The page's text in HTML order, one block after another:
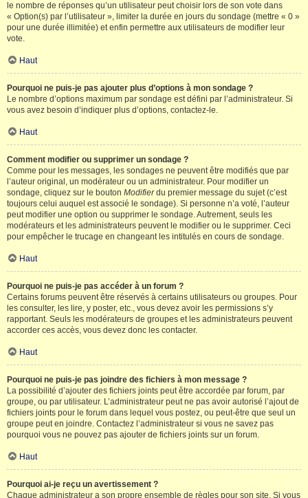
le nombre de réponses qu’un utilisateur peut choisir lors de son vote dans
« Option(s) par l’utilisateur », limiter la durée en jours du sondage (mettre « 0 »
pour une durée illimitée) et enfin permettre aux utilisateurs de modifier leur
vote.
Haut
Pourquoi ne puis-je pas ajouter plus d’options à mon sondage ?
Le nombre d’options maximum par sondage est défini par l’administrateur. Si
vous avez besoin d’indiquer plus d’options, contactez-le.
Haut
Comment modifier ou supprimer un sondage ?
Comme pour les messages, les sondages ne peuvent être modifiés que par
l’auteur original, un modérateur ou un administrateur. Pour modifier un
sondage, cliquez sur le bouton Modifierdu premier message du sujet (c’est
toujours celui auquel est associé le sondage). Si personne n’a voté, l’auteur
peut modifier une option ou supprimer le sondage. Autrement, seuls les
modérateurs et les administrateurs peuvent le modifier ou le supprimer. Ceci
pour empêcher le trucage en changeant les intitulés en cours de sondage.
Haut
Pourquoi ne puis-je pas accéder à un forum ?
Certains forums peuvent être réservés à certains utilisateurs ou groupes. Pour
les consulter, les lire, y poster, etc., vous devez avoir les permissions s’y
rapportant. Seuls les modérateurs de groupes et les administrateurs peuvent
accorder ces accès, vous devez donc les contacter.
Haut
Pourquoi ne puis-je pas joindre des fichiers à mon message ?
La possibilité d’ajouter des fichiers joints peut être accordée par forum, par
groupe, ou par utilisateur. L’administrateur peut ne pas avoir autorisé l’ajout de
fichiers joints pour le forum dans lequel vous postez, ou peut-être que seul un
groupe peut en joindre. Contactez l’administrateur si vous ne savez pas
pourquoi vous ne pouvez pas ajouter de fichiers joints sur un forum.
Haut
Pourquoi ai-je reçu un avertissement ?
Chaque administrateur a son propre ensemble de règles pour son site. Si vous